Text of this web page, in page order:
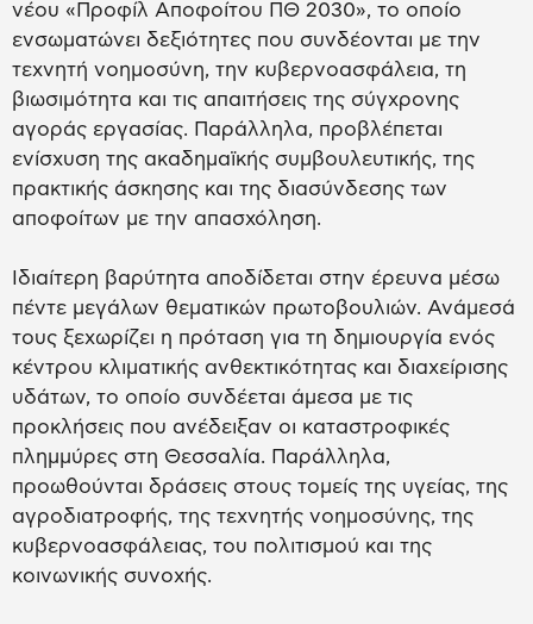
νέου «Προφίλ Αποφοίτου ΠΘ 2030», το οποίο
ενσωματώνει δεξιότητες που συνδέονται με την
τεχνητή νοημοσύνη, την κυβερνοασφάλεια, τη
βιωσιμότητα και τις απαιτήσεις της σύγχρονης
αγοράς εργασίας. Παράλληλα, προβλέπεται
ενίσχυση της ακαδημαϊκής συμβουλευτικής, της
πρακτικής άσκησης και της διασύνδεσης των
αποφοίτων με την απασχόληση.
Ιδιαίτερη βαρύτητα αποδίδεται στην έρευνα μέσω
πέντε μεγάλων θεματικών πρωτοβουλιών. Ανάμεσά
τους ξεχωρίζει η πρόταση για τη δημιουργία ενός
κέντρου κλιματικής ανθεκτικότητας και διαχείρισης
υδάτων, το οποίο συνδέεται άμεσα με τις
προκλήσεις που ανέδειξαν οι καταστροφικές
πλημμύρες στη Θεσσαλία. Παράλληλα,
προωθούνται δράσεις στους τομείς της υγείας, της
αγροδιατροφής, της τεχνητής νοημοσύνης, της
κυβερνοασφάλειας, του πολιτισμού και της
κοινωνικής συνοχής.